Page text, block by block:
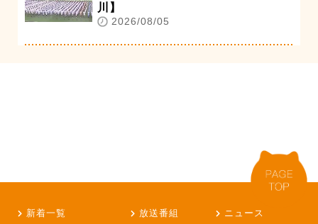
川】
2026/08/05
新着一覧 放送番組
ニュース